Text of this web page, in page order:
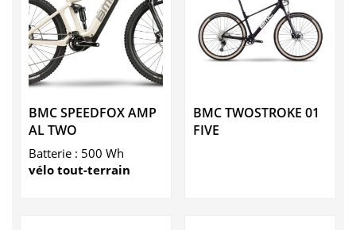
BMC SPEEDFOX AMP
AL TWO
Batterie : 500 Wh
vélo tout-terrain
BMC TWOSTROKE 01
FIVE